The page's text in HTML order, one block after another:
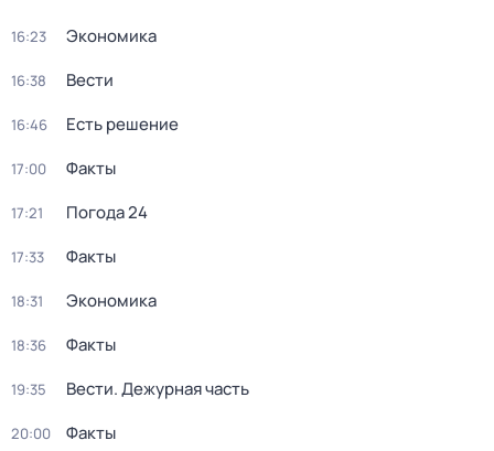
16:23 Экономика
16:38 Вести
16:46 Есть решение
17:00 Факты
17:21 Погода 24
17:33 Факты
18:31 Экономика
18:36 Факты
19:35 Вести. Дежурная часть
20:00 Факты